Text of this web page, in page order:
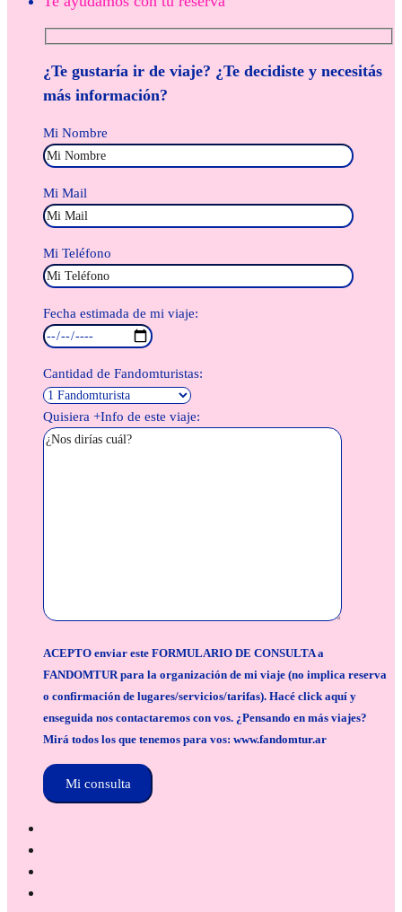
¿Te gustaría ir de viaje? ¿Te decidiste y necesitás
más información?
Mi Nombre
Mi Mail
Mi Teléfono
Fecha estimada de mi viaje:
Cantidad de Fandomturistas:
Quisiera +Info de este viaje:
ACEPTO enviar este FORMULARIO DE CONSULTA a
FANDOMTUR para la organización de mi viaje (no implica reserva
o confirmación de lugares/servicios/tarifas). Hacé click aquí y
enseguida nos contactaremos con vos. ¿Pensando en más viajes?
Mirá todos los que tenemos para vos: www.fandomtur.ar